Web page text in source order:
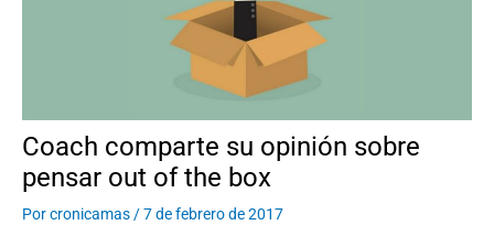
Coach comparte su opinión sobre
pensar out of the box
Porcronicamas/7 de febrero de 2017